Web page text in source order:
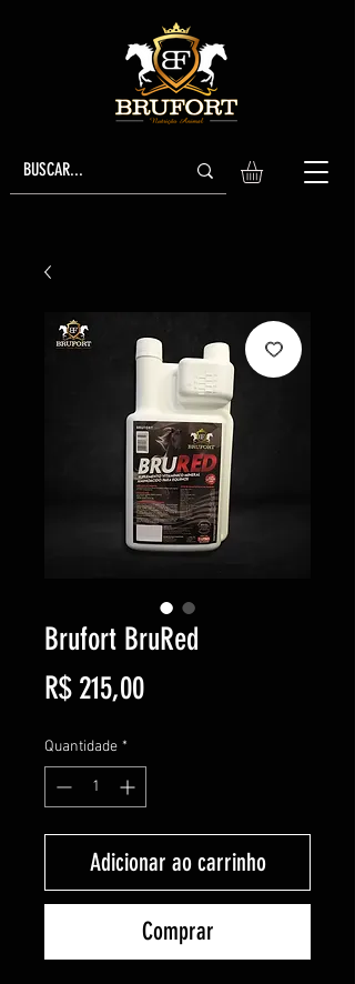
Brufort BruRed
R$ 215,00Preço
Quantidade *
Adicionar ao carrinho
Comprar